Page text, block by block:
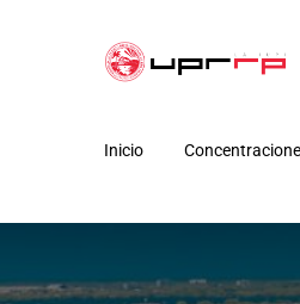
Inicio